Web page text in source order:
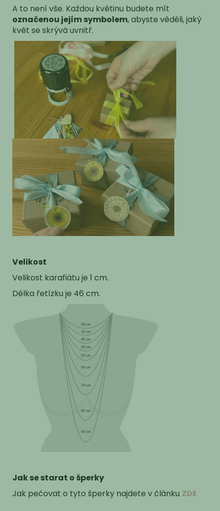
A to není vše. Každou květinu budete mít
označenou jejím symbolem, abyste věděli, jaký
květ se skrývá uvnitř.
Velikost
Velikost karafiátu je 1 cm.
Délka řetízku je 46 cm.
Jak se starat o šperky
Jak pečovat o tyto šperky najdete v článku ZDE